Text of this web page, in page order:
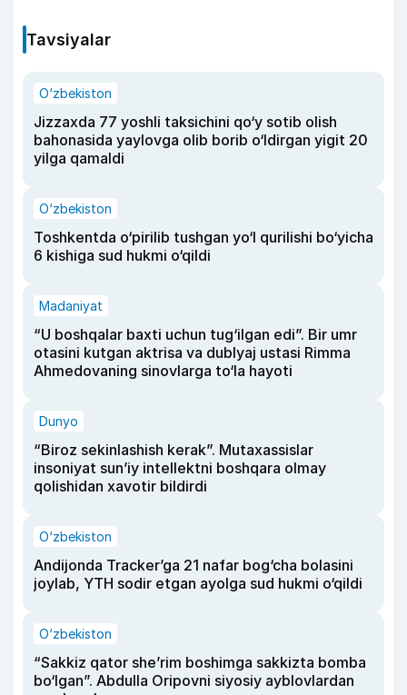
Tavsiyalar
O‘zbekiston
Jizzaxda 77 yoshli taksichini qo‘y sotib olish
bahonasida yaylovga olib borib o‘ldirgan yigit 20
yilga qamaldi
O‘zbekiston
Toshkentda o‘pirilib tushgan yo‘l qurilishi bo‘yicha
6 kishiga sud hukmi o‘qildi
Madaniyat
“U boshqalar baxti uchun tug‘ilgan edi”. Bir umr
otasini kutgan aktrisa va dublyaj ustasi Rimma
Ahmedovaning sinovlarga to‘la hayoti
Dunyo
“Biroz sekinlashish kerak”. Mutaxassislar
insoniyat sun’iy intellektni boshqara olmay
qolishidan xavotir bildirdi
O‘zbekiston
Andijonda Tracker’ga 21 nafar bog‘cha bolasini
joylab, YTH sodir etgan ayolga sud hukmi o‘qildi
O‘zbekiston
“Sakkiz qator she’rim boshimga sakkizta bomba
bo‘lgan”. Abdulla Oripovni siyosiy ayblovlardan